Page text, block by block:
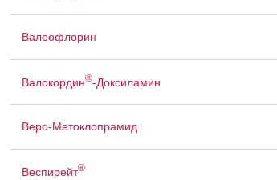
Валеофлорин
Валокордин®-Доксиламин
Веро-Метоклопрамид
Веспирейт®